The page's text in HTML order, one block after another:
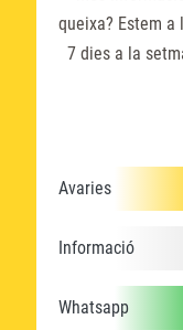
queixa? Estem
7 dies a la
Avaries
Informació
Whatsapp